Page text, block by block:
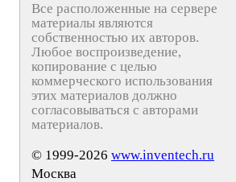
Все расположенные на сервере
материалы являются
собственностью их авторов.
Любое воспроизведение,
копирование с целью
коммерческого использования
этих материалов должно
согласовываться с авторами
материалов.
© 1999-2026 www.inventech.ru
Москва